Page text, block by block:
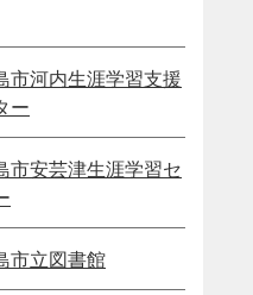
市河内生涯学習支援
ー
市安芸津生涯学習セ
市立図書館